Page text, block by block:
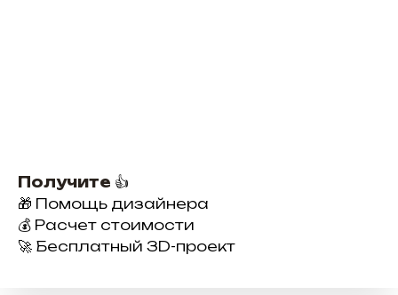
Получите 👍
🎁 Помощь дизайнера
💰 Расчет стоимости
🚀 Бесплатный 3D-проект